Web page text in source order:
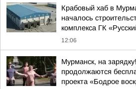
Крабовый хаб в
началось
комплекса ГК
12:06
Мурманск, на
продолжаются
проекта «Бодрое